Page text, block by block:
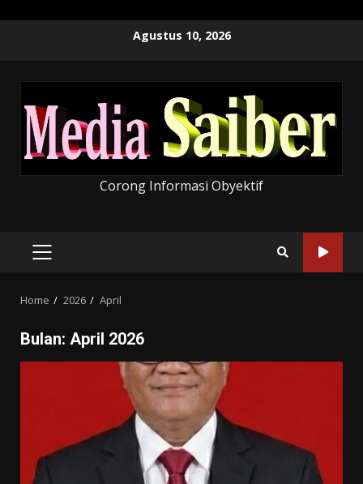
Agustus 10, 2026
Corong Informasi Obyektif
PRIMARY
Home 2026 April
Bulan: April 2026